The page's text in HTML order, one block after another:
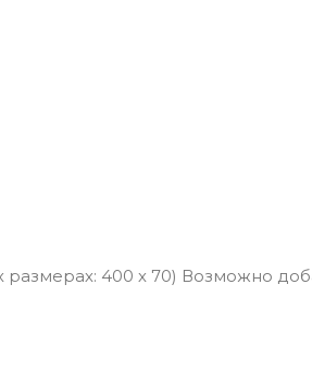
размерах: 400 х 70) Возможно